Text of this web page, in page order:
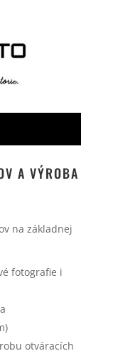
A VÝROBA
na základnej
fotografie i
otváracích